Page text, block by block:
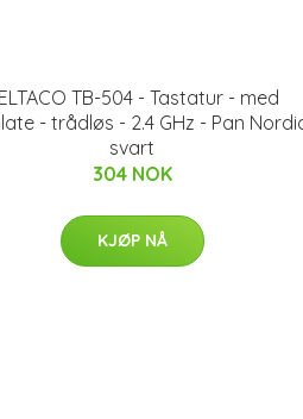
TB-504 - Tastatur - med
- trådløs - 2.4 GHz - Pan
svart
304 NOK
KJØP NÅ